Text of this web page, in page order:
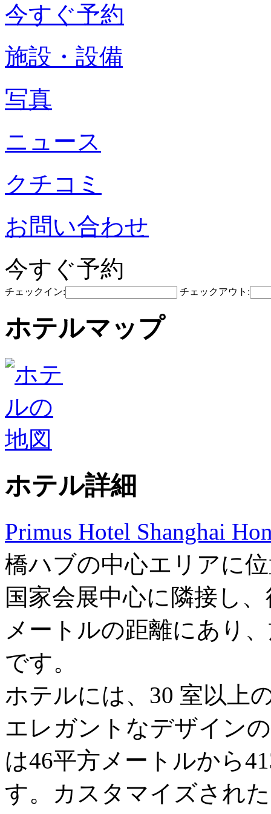
今すぐ予約
施設・設備
写真
ニュース
クチコミ
お問い合わせ
今すぐ予約
チェックイン: チェックアウト:
ホテルマップ
ホテル詳細
Primus Hotel Shanghai
橋ハブの中心エリアに
国家会展中心に隣接し
メートルの距離にあり
です。
ホテルには、30 室以上
エレガントなデザイン
は46平方メートルから
す。カスタマイズされ